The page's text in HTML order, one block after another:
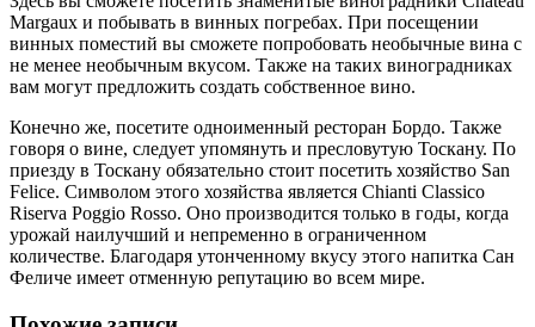
Margaux и побывать в винных погребах. При посещении
винных поместий вы сможете попробовать необычные вина с
не менее необычным вкусом. Также на таких виноградниках
вам могут предложить создать собственное вино.
Конечно же, посетите одноименный ресторан Бордо. Также
говоря о вине, следует упомянуть и пресловутую Тоскану. По
приезду в Тоскану обязательно стоит посетить хозяйство San
Felice. Символом этого хозяйства является Chianti Classico
Riserva Poggio Rosso. Оно производится только в годы, когда
урожай наилучший и непременно в ограниченном
количестве. Благодаря утонченному вкусу этого напитка Сан
Феличе имеет отменную репутацию во всем мире.